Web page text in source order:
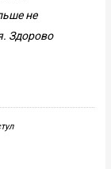
не
Здорово